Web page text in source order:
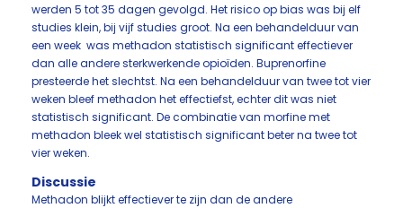
werden 5 tot 35 dagen gevolgd. Het risico op bias was bij elf
studies klein, bij vijf studies groot. Na een behandelduur van
een week was methadon statistisch significant effectiever
dan alle andere sterkwerkende opioïden. Buprenorfine
presteerde het slechtst. Na een behandelduur van twee tot vier
weken bleef methadon het effectiefst, echter dit was niet
statistisch significant. De combinatie van morfine met
methadon bleek wel statistisch significant beter na twee tot
vier weken.
Discussie
Methadon blijkt effectiever te zijn dan de andere